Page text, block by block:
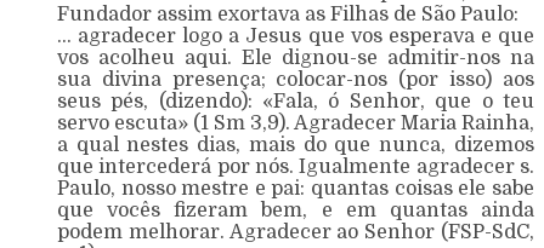
Fundador assim exortava as Filhas de São Paulo:
… agradecer logo a Jesus que vos esperava e que
vos acolheu aqui. Ele dignou-se admitir-nos na
sua divina presença; colocar-nos (por isso) aos
seus pés, (dizendo): «Fala, ó Senhor, que o teu
servo escuta» (1 Sm 3,9). Agradecer Maria Rainha,
a qual nestes dias, mais do que nunca, dizemos
que intercederá por nós. Igualmente agradecer s.
Paulo, nosso mestre e pai: quantas coisas ele sabe
que vocês fizeram bem, e em quantas ainda
podem melhorar. Agradecer ao Senhor (FSP-SdC,